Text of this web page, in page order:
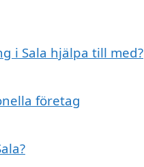
i Sala hjälpa till med?
företag